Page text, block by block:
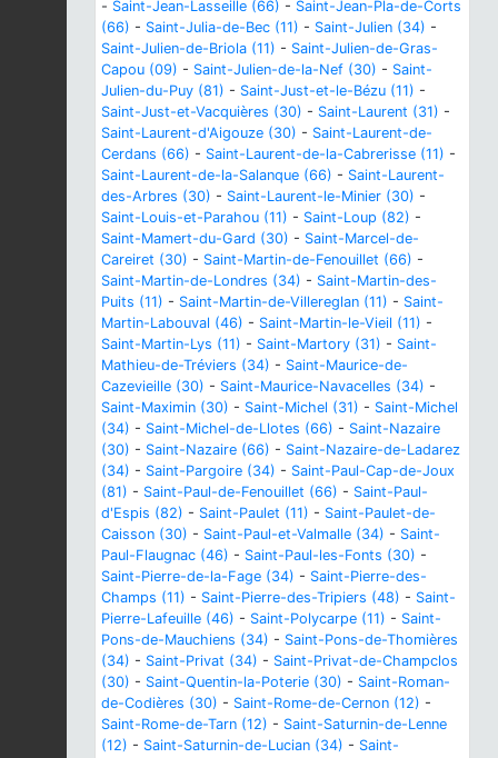
- Saint-Jean-Lasseille (66) - Saint-Jean-Pla-de-Corts
(66) - Saint-Julia-de-Bec (11) - Saint-Julien (34) -
Saint-Julien-de-Briola (11) - Saint-Julien-de-Gras-
Capou (09) - Saint-Julien-de-la-Nef (30) - Saint-
Julien-du-Puy (81) - Saint-Just-et-le-Bézu (11) -
Saint-Just-et-Vacquières (30) - Saint-Laurent (31) -
Saint-Laurent-d'Aigouze (30) - Saint-Laurent-de-
Cerdans (66) - Saint-Laurent-de-la-Cabrerisse (11) -
Saint-Laurent-de-la-Salanque (66) - Saint-Laurent-
des-Arbres (30) - Saint-Laurent-le-Minier (30) -
Saint-Louis-et-Parahou (11) - Saint-Loup (82) -
Saint-Mamert-du-Gard (30) - Saint-Marcel-de-
Careiret (30) - Saint-Martin-de-Fenouillet (66) -
Saint-Martin-de-Londres (34) - Saint-Martin-des-
Puits (11) - Saint-Martin-de-Villereglan (11) - Saint-
Martin-Labouval (46) - Saint-Martin-le-Vieil (11) -
Saint-Martin-Lys (11) - Saint-Martory (31) - Saint-
Mathieu-de-Tréviers (34) - Saint-Maurice-de-
Cazevieille (30) - Saint-Maurice-Navacelles (34) -
Saint-Maximin (30) - Saint-Michel (31) - Saint-Michel
(34) - Saint-Michel-de-Llotes (66) - Saint-Nazaire
(30) - Saint-Nazaire (66) - Saint-Nazaire-de-Ladarez
(34) - Saint-Pargoire (34) - Saint-Paul-Cap-de-Joux
(81) - Saint-Paul-de-Fenouillet (66) - Saint-Paul-
d'Espis (82) - Saint-Paulet (11) - Saint-Paulet-de-
Caisson (30) - Saint-Paul-et-Valmalle (34) - Saint-
Paul-Flaugnac (46) - Saint-Paul-les-Fonts (30) -
Saint-Pierre-de-la-Fage (34) - Saint-Pierre-des-
Champs (11) - Saint-Pierre-des-Tripiers (48) - Saint-
Pierre-Lafeuille (46) - Saint-Polycarpe (11) - Saint-
Pons-de-Mauchiens (34) - Saint-Pons-de-Thomières
(34) - Saint-Privat (34) - Saint-Privat-de-Champclos
(30) - Saint-Quentin-la-Poterie (30) - Saint-Roman-
de-Codières (30) - Saint-Rome-de-Cernon (12) -
Saint-Rome-de-Tarn (12) - Saint-Saturnin-de-Lenne
(12) - Saint-Saturnin-de-Lucian (34) - Saint-